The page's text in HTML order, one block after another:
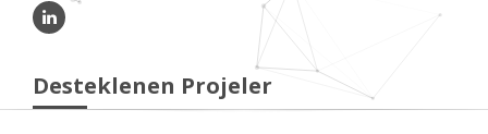
Desteklenen Projeler